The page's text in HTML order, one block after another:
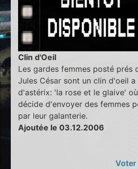
Clin d'Oeil
Les gardes femmes posté prés
Jules César sont un clin d'oeil a
d'astérix: 'la rose et le glaive'
décide d'envoyer des femmes
par leur galanterie.
Ajoutée le 03.12.2006
Voter